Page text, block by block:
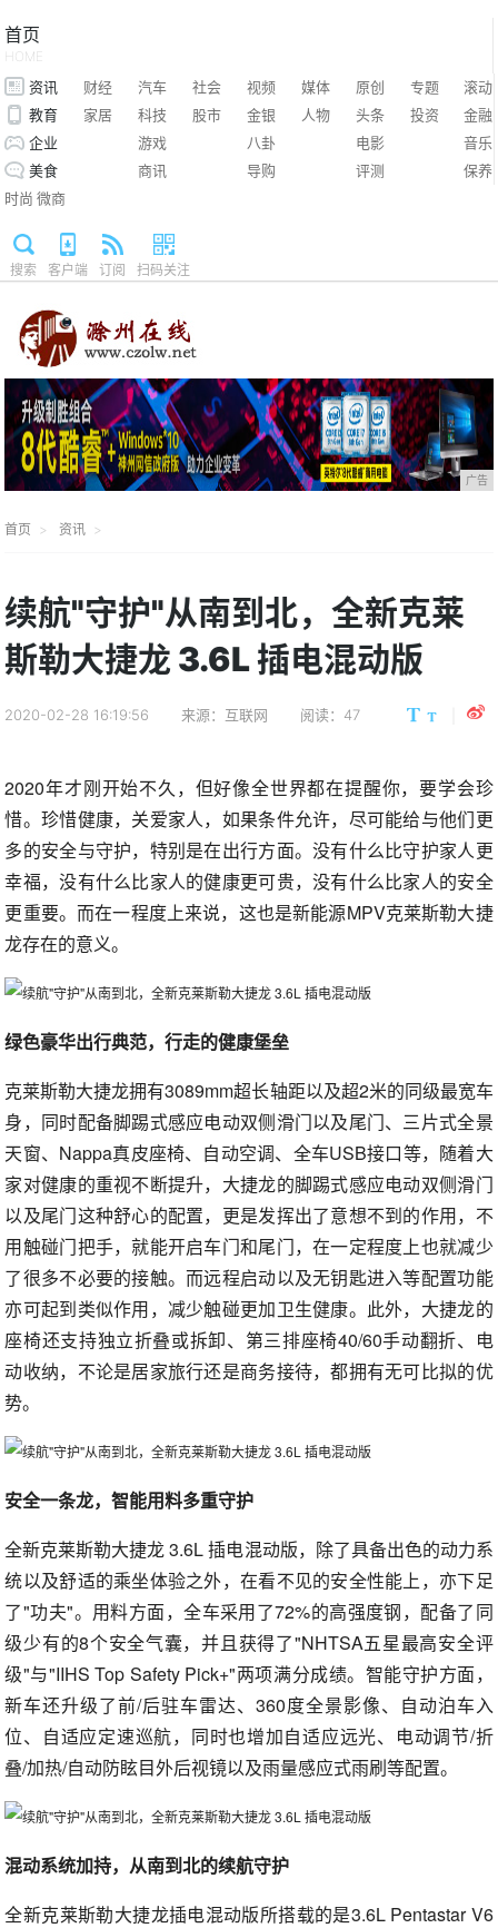
首页
HOME
资讯 财经 汽车 社会 视频 媒体 原创 专题
滚动
教育
家居 科技 股市 金银 人物 头条 投资
金融
企业
游戏 八卦 电影
音乐
美食
商讯 导购 评测
保养
时尚 微商
搜索 客户端 订阅 扫码关注
广告
首页 资讯
续航"守护"从南到北，全新克莱
斯勒大捷龙 3.6L 插电混动版
2020-02-28 16:19:56 来源：互联网 阅读：47
2020年才刚开始不久，但好像全世界都在提醒你，要学会珍
惜。珍惜健康，关爱家人，如果条件允许，尽可能给与他们更
多的安全与守护，特别是在出行方面。没有什么比守护家人更
幸福，没有什么比家人的健康更可贵，没有什么比家人的安全
更重要。而在一程度上来说，这也是新能源MPV克莱斯勒大捷
龙存在的意义。
绿色豪华出行典范，行走的健康堡垒
克莱斯勒大捷龙拥有3089mm超长轴距以及超2米的同级最宽车
身，同时配备脚踢式感应电动双侧滑门以及尾门、三片式全景
天窗、Nappa真皮座椅、自动空调、全车USB接口等，随着大
家对健康的重视不断提升，大捷龙的脚踢式感应电动双侧滑门
以及尾门这种舒心的配置，更是发挥出了意想不到的作用，不
用触碰门把手，就能开启车门和尾门，在一定程度上也就减少
了很多不必要的接触。而远程启动以及无钥匙进入等配置功能
亦可起到类似作用，减少触碰更加卫生健康。此外，大捷龙的
座椅还支持独立折叠或拆卸、第三排座椅40/60手动翻折、电
动收纳，不论是居家旅行还是商务接待，都拥有无可比拟的优
势。
安全一条龙，智能用料多重守护
全新克莱斯勒大捷龙 3.6L 插电混动版，除了具备出色的动力系
统以及舒适的乘坐体验之外，在看不见的安全性能上，亦下足
了"功夫"。用料方面，全车采用了72%的高强度钢，配备了同
级少有的8个安全气囊，并且获得了"NHTSA五星最高安全评
级"与"IIHS Top Safety Pick+"两项满分成绩。智能守护方面，
新车还升级了前/后驻车雷达、360度全景影像、自动泊车入
位、自适应定速巡航，同时也增加自适应远光、电动调节/折
叠/加热/自动防眩目外后视镜以及雨量感应式雨刷等配置。
混动系统加持，从南到北的续航守护
全新克莱斯勒大捷龙插电混动版所搭载的是3.6L Pentastar V6